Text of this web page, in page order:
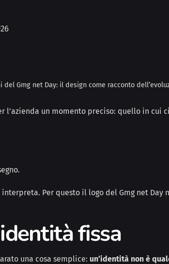
del Gmg net Day: il design come racconto
l’azienda un momento preciso: quello in cui
Per questo il logo del Gmg net Day
fissa
una cosa semplice: un’identità non è